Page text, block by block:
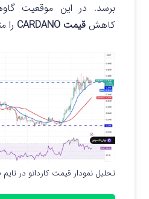
برسد. در این موقعیت
کاهش قیمت CARDANO را
تحلیل نمودار قیمت کاردانو در تایم